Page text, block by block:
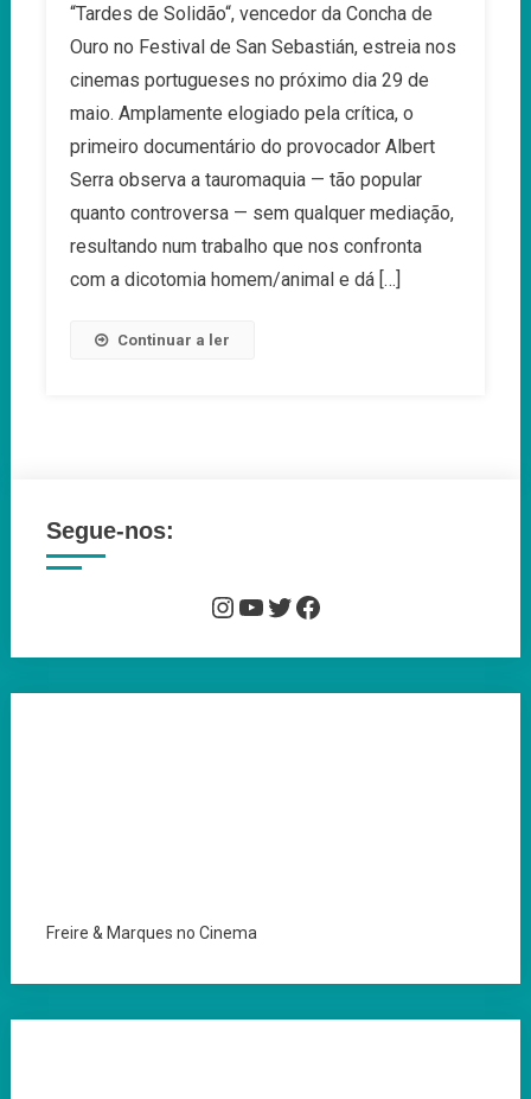
De
Solidão”
Nos
29
De
Maio
“Tardes de Solidão“, vencedor da Concha de
Ouro no Festival de San Sebastián, estreia nos
cinemas portugueses no próximo dia 29 de
maio. Amplamente elogiado pela crítica, o
primeiro documentário do provocador Albert
Serra observa a tauromaquia — tão popular
quanto controversa — sem qualquer mediação,
resultando num trabalho que nos confronta
com a dicotomia homem/animal e dá […]
Continuar a ler
Segue-nos:
Instagram
YouTube
Twitter
Facebook
Freire & Marques no Cinema